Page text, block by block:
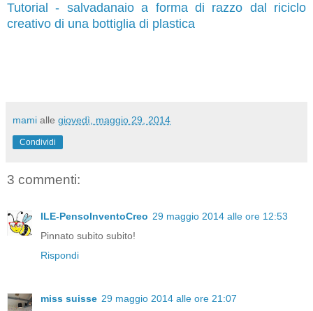
Tutorial - salvadanaio a forma di razzo dal riciclo
creativo di una bottiglia di plastica
mami alle giovedì, maggio 29, 2014
Condividi
3 commenti:
ILE-PensoInventoCreo 29 maggio 2014 alle ore 12:53
Pinnato subito subito!
Rispondi
miss suisse 29 maggio 2014 alle ore 21:07